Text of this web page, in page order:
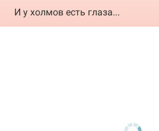
И у холмов есть глаза...